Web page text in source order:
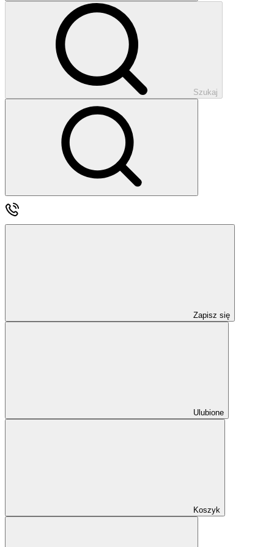
Szukaj
Zapisz się
Ulubione
Koszyk